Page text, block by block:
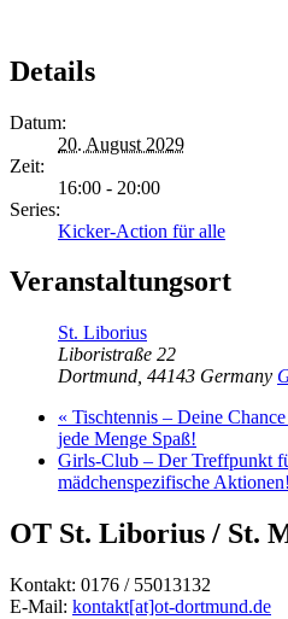
Details
Datum:
20. August 2029
Zeit:
16:00 - 20:00
Series:
Kicker-Action für alle
Veranstaltungsort
St. Liborius
Liboristraße 22
Dortmund 44143 Germany
« Tischtennis – Deine
jede Menge Spaß!
Girls-Club – Der Treffpunkt
mädchenspezifische Aktionen!
OT St. Liborius / St.
Kontakt: 0176 / 55013132
E-Mail: kontakt[at]ot-dortmund.de